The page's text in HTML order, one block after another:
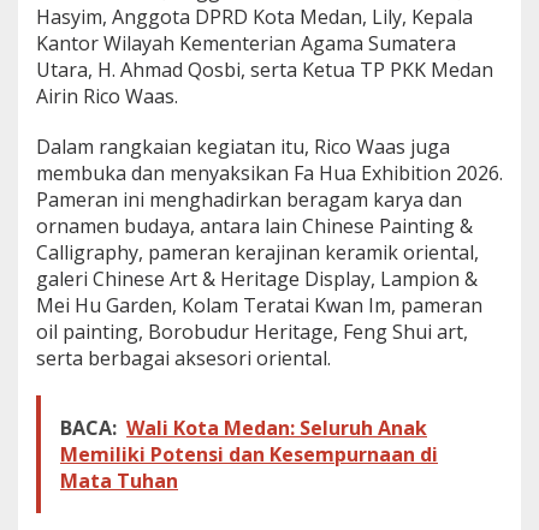
t
u
r
a
e
d
a
n
Hasyim, Anggota DPRD Kota Medan, Lily, Kepala
Kantor Wilayah Kementerian Agama Sumatera
Utara, H. Ahmad Qosbi, serta Ketua TP PKK Medan
Airin Rico Waas.
Dalam rangkaian kegiatan itu, Rico Waas juga
membuka dan menyaksikan Fa Hua Exhibition 2026.
Pameran ini menghadirkan beragam karya dan
ornamen budaya, antara lain Chinese Painting &
Calligraphy, pameran kerajinan keramik oriental,
galeri Chinese Art & Heritage Display, Lampion &
Mei Hu Garden, Kolam Teratai Kwan Im, pameran
oil painting, Borobudur Heritage, Feng Shui art,
serta berbagai aksesori oriental.
BACA: Wali Kota Medan: Seluruh Anak
Memiliki Potensi dan Kesempurnaan di
Mata Tuhan